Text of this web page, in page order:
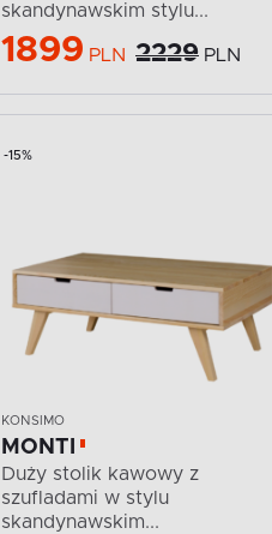
skandynawskim stylu...
1899 PLN 2229 PLN
-15%
KONSIMO
MONTI
Duży stolik kawowy z
szufladami w stylu
skandynawskim...